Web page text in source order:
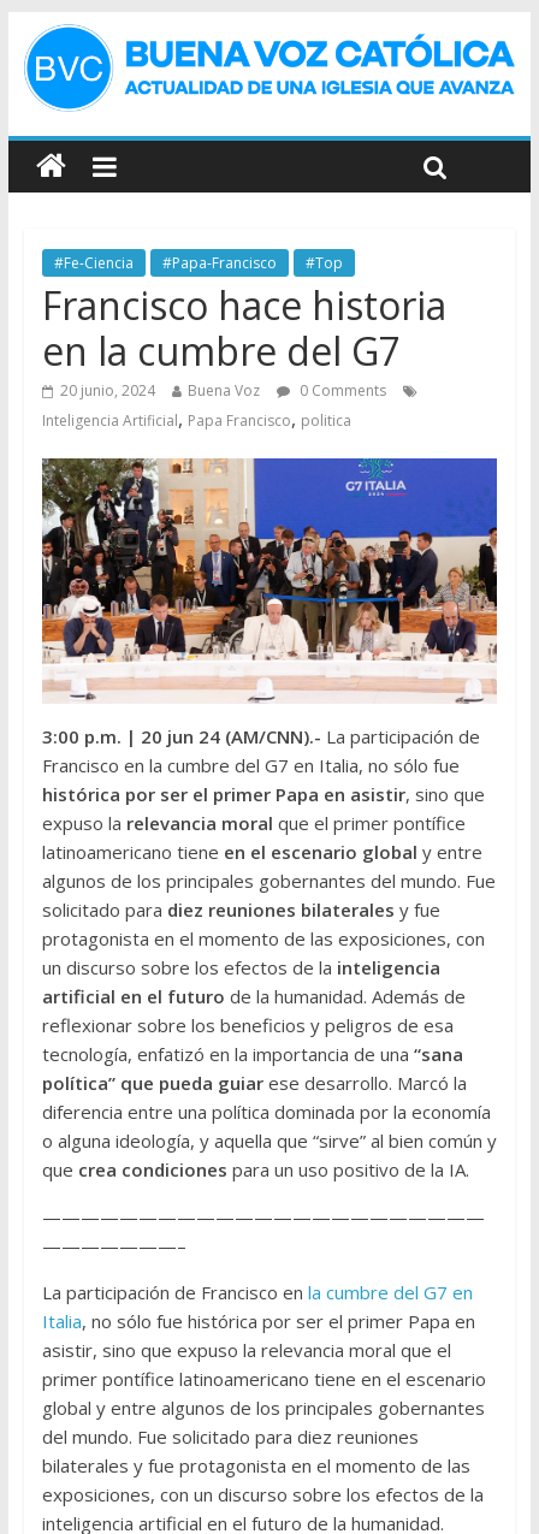
#Fe-Ciencia #Papa-Francisco #Top
Francisco hace historia
en la cumbre del G7
20 junio, 2024 Buena Voz
0 Comments
Inteligencia Artificial, Papa Francisco, politica
3:00 p.m. | 20 jun 24 (AM/CNN).- La participación de
Francisco en la cumbre del G7 en Italia, no sólo fue
histórica por ser el primer Papa en asistir, sino que
expuso la relevancia moral que el primer pontífice
latinoamericano tiene en el escenario global y entre
algunos de los principales gobernantes del mundo. Fue
solicitado para diez reuniones bilaterales y fue
protagonista en el momento de las exposiciones, con
un discurso sobre los efectos de la inteligencia
artificial en el futuro de la humanidad. Además de
reflexionar sobre los beneficios y peligros de esa
tecnología, enfatizó en la importancia de una “sana
política” que pueda guiarese desarrollo. Marcó la
diferencia entre una política dominada por la economía
o alguna ideología, y aquella que “sirve” al bien común y
que crea condiciones para un uso positivo de la IA.
———————————————————————
———————–
La participación de Francisco en la cumbre del G7 en
Italia, no sólo fue histórica por ser el primer Papa en
asistir, sino que expuso la relevancia moral que el
primer pontífice latinoamericano tiene en el escenario
global y entre algunos de los principales gobernantes
del mundo. Fue solicitado para diez reuniones
bilaterales y fue protagonista en el momento de las
exposiciones, con un discurso sobre los efectos de la
inteligencia artificial en el futuro de la humanidad.